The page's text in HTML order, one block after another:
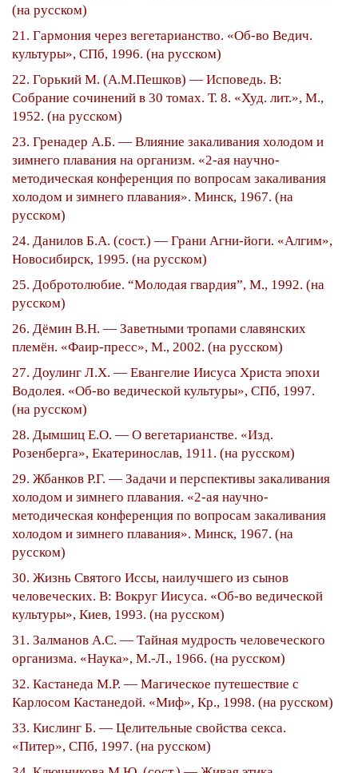
(на русском)
21. Гармония через вегетарианство. «Об-во Ведич.
культуры», СПб, 1996. (на русском)
22. Горький М. (А.М.Пешков) — Исповедь. В:
Собрание сочинений в 30 томах. Т. 8. «Худ. лит.», М.,
1952. (на русском)
23. Гренадер А.Б. — Влияние закаливания холодом и
зимнего плавания на организм. «2-ая научно-
методическая конференция по вопросам закаливания
холодом и зимнего плавания». Минск, 1967. (на
русском)
24. Данилов Б.А. (сост.) — Грани Агни-йоги. «Алгим»,
Новосибирск, 1995. (на русском)
25. Добротолюбие. “Молодая гвардия”, М., 1992. (на
русском)
26. Дёмин В.Н. — Заветными тропами славянских
племён. «Фаир-пресс», М., 2002. (на русском)
27. Доулинг Л.Х. — Евангелие Иисуса Христа эпохи
Водолея. «Об-во ведической культуры», СПб, 1997.
(на русском)
28. Дымшиц Е.О. — О вегетарианстве. «Изд.
Розенберга», Екатеринослав, 1911. (на русском)
29. Жбанков Р.Г. — Задачи и перспективы закаливания
холодом и зимнего плавания. «2-ая научно-
методическая конференция по вопросам закаливания
холодом и зимнего плавания». Минск, 1967. (на
русском)
30. Жизнь Святого Иссы, наилучшего из сынов
человеческих. В: Вокруг Иисуса. «Об-во ведической
культуры», Киев, 1993. (на русском)
31. Залманов А.С. — Тайная мудрость человеческого
организма. «Наука», М.-Л., 1966. (на русском)
32. Кастанеда М.Р. — Магическое путешествие с
Карлосом Кастанедой. «Миф», Кр., 1998. (на русском)
33. Кислинг Б. — Целительные свойства секса.
«Питер», СПб, 1997. (на русском)